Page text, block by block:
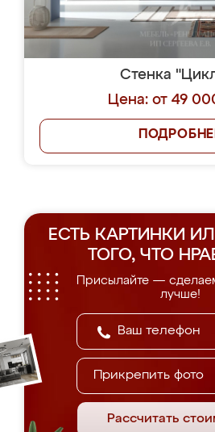
Стенка
Цена: от 49
ЕСТЬ КАРТИНКИ
ТОГО, ЧТО
Присылайте —
лучше!
Прикрепить фото
Рассчитать